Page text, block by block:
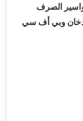
الصرف
وبي أف سي